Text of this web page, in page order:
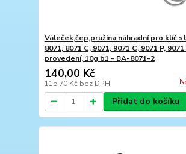
Váleček,čep,pružina náhradní pro klíč
8071, 8071 C, 9071, 9071 C, 9071 P,
provedení, 10g b1 - BA-8071-2
140,00 Kč
115,70 Kč bez DPH
Přidat do košíku